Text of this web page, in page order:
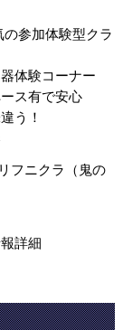
参加体験型クラ
体験コーナー
ス有で安心
う！
フニクラ（鬼の
詳細